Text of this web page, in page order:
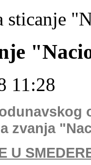
sticanje
11:28
zvanja
U